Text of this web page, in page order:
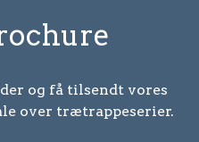
og få tilsendt vores
over trætrappeserier.